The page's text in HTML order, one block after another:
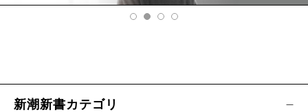
v
xt
新潮新書カテゴリ